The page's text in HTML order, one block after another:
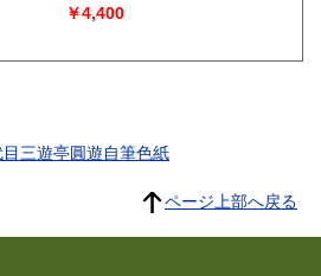
￥4,400
目三遊亭圓遊自筆色紙
ページ上部へ戻る